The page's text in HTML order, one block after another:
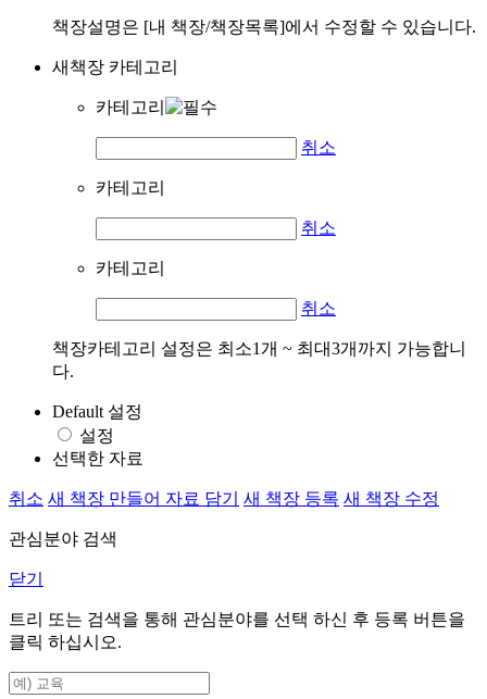
책장설명은 [내 책장/책장목록]에서 수정할 수 있습니다.
새책장 카테고리
카테고리
취소
카테고리
취소
카테고리
취소
책장카테고리 설정은 최소1개 ~ 최대3개까지 가능합니
다.
Default 설정
설정
선택한 자료
취소 새 책장 만들어 자료 담기 새 책장 등록 새 책장 수정
관심분야 검색
닫기
트리 또는 검색을 통해 관심분야를 선택 하신 후 등록 버튼을
클릭 하십시오.